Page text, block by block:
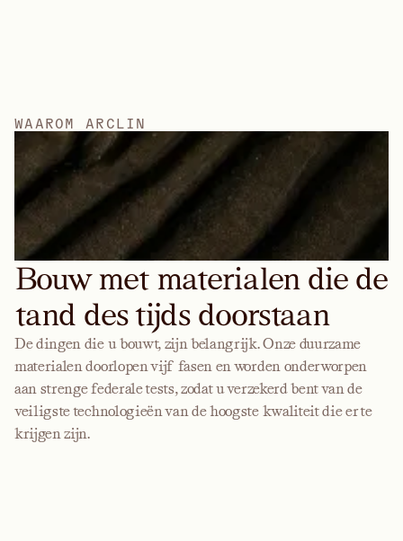
WA AROM AR CL I N
Bouw met materialen die de
tand des tijds doorstaan
De dingen die u bouwt, zijn belangrijk. Onze duurzame
materialen doorlopen vijf fasen en worden onderworpen
aan strenge federale tests, zodat u verzekerd bent van de
veiligste technologieën van de hoogste kwaliteit die er te
krijgen zijn.